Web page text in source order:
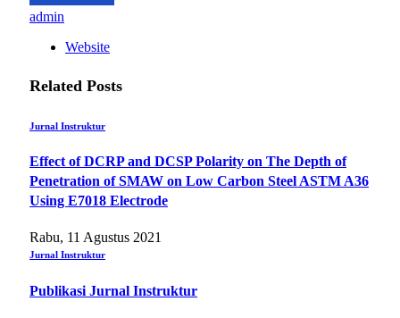
admin
Website
Related Posts
Jurnal Instruktur
Effect of DCRP and DCSP Polarity on The Depth of
Penetration of SMAW on Low Carbon Steel ASTM A36
Using E7018 Electrode
Rabu, 11 Agustus 2021
Jurnal Instruktur
Publikasi Jurnal Instruktur